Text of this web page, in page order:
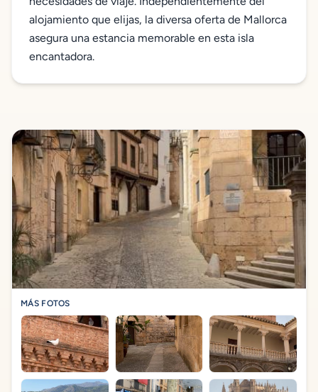
alojamiento que elijas, la diversa oferta de Mallorca
asegura una estancia memorable en esta isla
encantadora.
MÁS FOTOS